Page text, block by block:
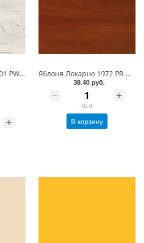
Дуб белый Крафт K001 PW Ultradecor ЛДСП 18 мм
Яблоня Локарно 1972 PR Ultradecor ЛДСП 18 мм
38.40 руб.
кв.м
В корзину